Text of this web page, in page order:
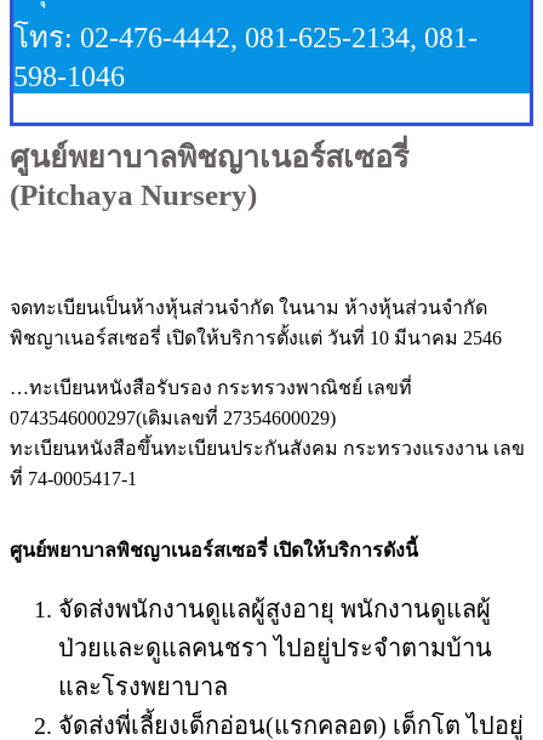
โทร: 02-476-4442, 081-625-2134, 081-
598-1046
ศูนย์พยาบาลพิชญาเนอร์สเซอรี่
(Pitchaya Nursery)
จดทะเบียนเป็นห้างหุ้นส่วนจำกัด ในนาม ห้างหุ้นส่วนจำกัด
พิชญาเนอร์สเซอรี่ เปิดให้บริการตั้งแต่ วันที่ 10 มีนาคม 2546
…ทะเบียนหนังสือรับรอง กระทรวงพาณิชย์ เลขที่
0743546000297(เดิมเลขที่ 27354600029)
ทะเบียนหนังสือขึ้นทะเบียนประกันสังคม กระทรวงแรงงาน เลข
ที่ 74-0005417-1
ศูนย์พยาบาลพิชญาเนอร์สเซอรี่ เปิดให้บริการดังนี้
จัดส่งพนักงานดูแลผู้สูงอายุ พนักงานดูแลผู้
ป่วยและดูแลคนชรา ไปอยู่ประจำตามบ้าน
และโรงพยาบาล
จัดส่งพี่เลี้ยงเด็กอ่อน(แรกคลอด) เด็กโต ไปอยู่